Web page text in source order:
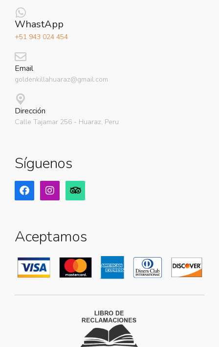
WhastApp
+51 943 024 454
Email
goldenkillahuaraz@gmail.com
Dirección
Calle Tajamar 256 - Huaraz, Peru
Síguenos
Aceptamos